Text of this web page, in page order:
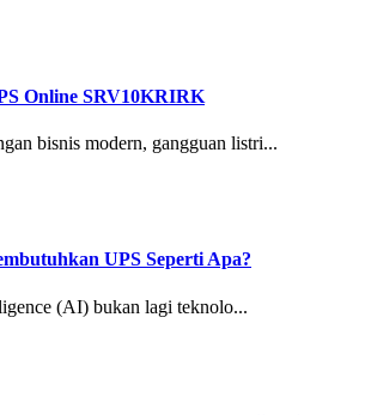
Online SRV10KRIRK
bisnis modern, gangguan listri...
UPS Seperti Apa?
(AI) bukan lagi teknolo...